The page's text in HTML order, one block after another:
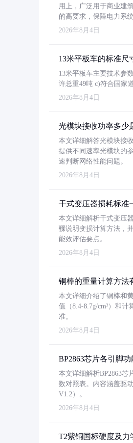
用上，广泛用于商业建
的高要求，保障电力系
2026年8月4日
13米平板车的标准尺
13米平板车主要技术参
许总重49吨 c)符合国家
2026年8月4日
光模块接收功率多少
本文详细解答光模块接
提供不同速率光模块的
速判断网络性能问题。
2026年8月4日
干式变压器损耗标准
本文详细解析干式变压
骤说明变损计算方法，
能效评估要点。
2026年8月4日
铜棒的重量计算方法
本文详细介绍了铜棒和
值（8.4-8.7g/cm³）和
准。
2026年8月4日
BP2863芯片各引脚功
本文详细解析BP2863
数对照表。内容涵盖驱
V1.2）。
2026年8月4日
T2紫铜国标硬度及力